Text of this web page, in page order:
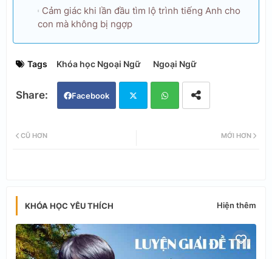
Cảm giác khi lần đầu tìm lộ trình tiếng Anh cho
con mà không bị ngợp
Tags Khóa học Ngoại Ngữ Ngoại Ngữ
Facebook
MỚI HƠN
CŨ HƠN
KHÓA HỌC YÊU THÍCH Hiện thêm